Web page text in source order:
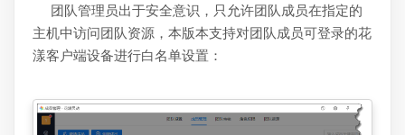
团队管理员出于安全意识，只允许团队成员在指定的
主机中访问团队资源，本版本支持对团队成员可登录的花
漾客户端设备进行白名单设置：